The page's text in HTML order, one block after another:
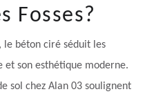
Fosses?
le béton ciré séduit les
et son esthétique moderne.
sol chez Alan 03 soulignent